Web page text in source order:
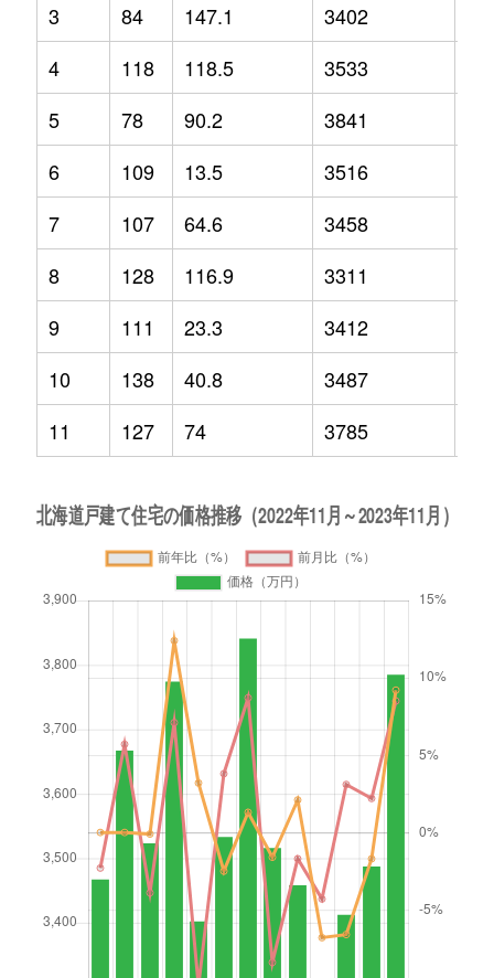
3
84 147.1 3402
4
118 118.5 3533
5
78 90.2 3841
6
109 13.5 3516
7
107 64.6 3458
8
128 116.9 3311
9
111 23.3 3412
10
138 40.8 3487
11
127 74 3785